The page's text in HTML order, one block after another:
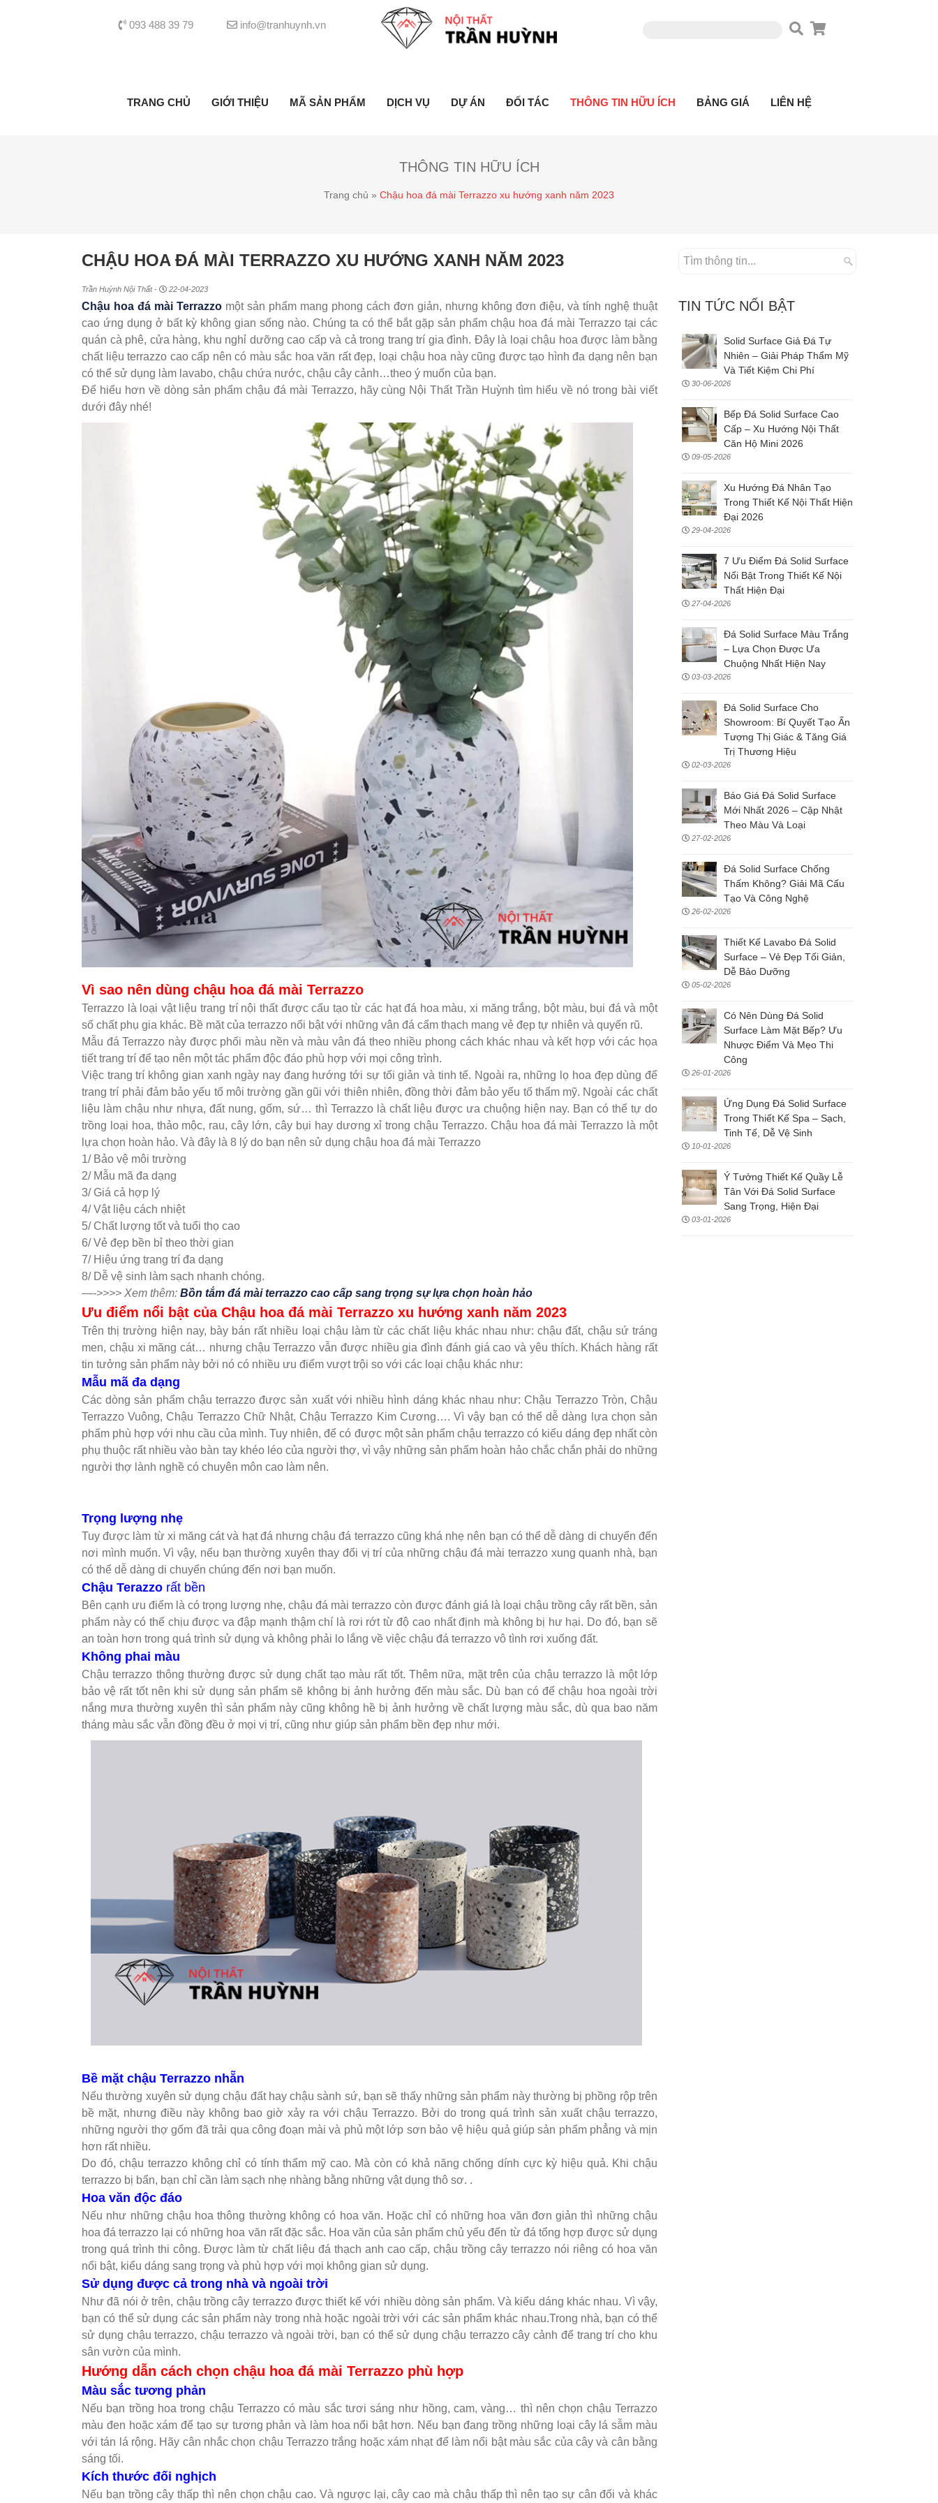
093 488 39 79 info@tranhuynh.vn
TRANG CHỦ GIỚI THIỆU MÃ SẢN PHẨM DỊCH VỤ DỰ ÁN ĐỐI TÁC THÔNG TIN HỮU ÍCH BẢNG GIÁ LIÊN HỆ
THÔNG TIN HỮU ÍCH
Trang chủ » Chậu hoa đá mài Terrazzo xu hướng xanh năm 2023
CHẬU HOA ĐÁ MÀI TERRAZZO XU HƯỚNG XANH NĂM 2023
Trần Huỳnh Nội Thất - 22-04-2023
Chậu hoa đá mài Terrazzo một sản phẩm mang phong cách đơn giản, nhưng không đơn điệu, và tính nghệ thuật
cao ứng dụng ở bất kỳ không gian sống nào. Chúng ta có thể bắt gặp sản phẩm chậu hoa đá mài Terrazzo tại các
quán cà phê, cửa hàng, khu nghỉ dưỡng cao cấp và cả trong trang trí gia đình. Đây là loại chậu hoa được làm bằng
chất liệu terrazzo cao cấp nên có màu sắc hoa văn rất đẹp, loại chậu hoa này cũng được tạo hình đa dạng nên bạn
có thể sử dụng làm lavabo, chậu chứa nước, chậu cây cảnh…theo ý muốn của bạn.
Để hiểu hơn về dòng sản phẩm chậu đá mài Terrazzo, hãy cùng Nội Thất Trần Huỳnh tìm hiểu về nó trong bài viết
dưới đây nhé!
Vì sao nên dùng chậu hoa đá mài Terrazzo
Terrazzo là loại vật liệu trang trí nội thất được cấu tạo từ các hạt đá hoa màu, xi măng trắng, bột màu, bụi đá và một
số chất phụ gia khác. Bề mặt của terrazzo nổi bật với những vân đá cẩm thạch mang vẻ đẹp tự nhiên và quyến rũ.
Mẫu đá Terrazzo này được phối màu nền và màu vân đá theo nhiều phong cách khác nhau và kết hợp với các họa
tiết trang trí để tạo nên một tác phẩm độc đáo phù hợp với mọi công trình.
Việc trang trí không gian xanh ngày nay đang hướng tới sự tối giản và tinh tế. Ngoài ra, những lọ hoa đẹp dùng để
trang trí phải đảm bảo yếu tố môi trường gần gũi với thiên nhiên, đồng thời đảm bảo yếu tố thẩm mỹ. Ngoài các chất
liệu làm chậu như nhựa, đất nung, gốm, sứ… thì Terrazzo là chất liệu được ưa chuộng hiện nay. Bạn có thể tự do
trồng loại hoa, thảo mộc, rau, cây lớn, cây bụi hay dương xỉ trong chậu Terrazzo. Chậu hoa đá mài Terrazzo là một
lựa chọn hoàn hảo. Và đây là 8 lý do bạn nên sử dụng chậu hoa đá mài Terrazzo
1/ Bảo vệ môi trường
2/ Mẫu mã đa dạng
3/ Giá cả hợp lý
4/ Vật liệu cách nhiệt
5/ Chất lượng tốt và tuổi thọ cao
6/ Vẻ đẹp bền bỉ theo thời gian
7/ Hiệu ứng trang trí đa dạng
8/ Dễ vệ sinh làm sạch nhanh chóng.
—->>>> Xem thêm: Bồn tắm đá mài terrazzo cao cấp sang trọng sự lựa chọn hoàn hảo
Ưu điểm nổi bật của Chậu hoa đá mài Terrazzo xu hướng xanh năm 2023
Trên thị trường hiện nay, bày bán rất nhiều loại chậu làm từ các chất liệu khác nhau như: chậu đất, chậu sứ tráng
men, chậu xi măng cát… nhưng chậu Terrazzo vẫn được nhiều gia đình đánh giá cao và yêu thích. Khách hàng rất
tin tưởng sản phẩm này bởi nó có nhiều ưu điểm vượt trội so với các loại chậu khác như:
Mẫu mã đa dạng
Các dòng sản phẩm chậu terrazzo được sản xuất với nhiều hình dáng khác nhau như: Chậu Terrazzo Tròn, Chậu
Terrazzo Vuông, Chậu Terrazzo Chữ Nhật, Chậu Terrazzo Kim Cương…. Vì vậy bạn có thể dễ dàng lựa chọn sản
phẩm phù hợp với nhu cầu của mình. Tuy nhiên, để có được một sản phẩm chậu terrazzo có kiểu dáng đẹp nhất còn
phụ thuộc rất nhiều vào bàn tay khéo léo của người thợ, vì vậy những sản phẩm hoàn hảo chắc chắn phải do những
người thợ lành nghề có chuyên môn cao làm nên.
Trọng lượng nhẹ
Tuy được làm từ xi măng cát và hạt đá nhưng chậu đá terrazzo cũng khá nhẹ nên bạn có thể dễ dàng di chuyển đến
nơi mình muốn. Vì vậy, nếu bạn thường xuyên thay đổi vị trí của những chậu đá mài terrazzo xung quanh nhà, bạn
có thể dễ dàng di chuyển chúng đến nơi bạn muốn.
Chậu Terazzo rất bền
Bên cạnh ưu điểm là có trọng lượng nhẹ, chậu đá mài terrazzo còn được đánh giá là loại chậu trồng cây rất bền, sản
phẩm này có thể chịu được va đập mạnh thậm chí là rơi rớt từ độ cao nhất định mà không bị hư hại. Do đó, bạn sẽ
an toàn hơn trong quá trình sử dụng và không phải lo lắng về việc chậu đá terrazzo vô tình rơi xuống đất.
Không phai màu
Chậu terrazzo thông thường được sử dụng chất tạo màu rất tốt. Thêm nữa, mặt trên của chậu terrazzo là một lớp
bảo vệ rất tốt nên khi sử dụng sản phẩm sẽ không bị ảnh hưởng đến màu sắc. Dù bạn có để chậu hoa ngoài trời
nắng mưa thường xuyên thì sản phẩm này cũng không hề bị ảnh hưởng về chất lượng màu sắc, dù qua bao năm
tháng màu sắc vẫn đồng đều ở mọi vị trí, cũng như giúp sản phẩm bền đẹp như mới.
Bề mặt chậu Terrazzo nhẵn
Nếu thường xuyên sử dụng chậu đất hay chậu sành sứ, bạn sẽ thấy những sản phẩm này thường bị phồng rộp trên
bề mặt, nhưng điều này không bao giờ xảy ra với chậu Terrazzo. Bởi do trong quá trình sản xuất chậu terrazzo,
những người thợ gốm đã trải qua công đoạn mài và phủ một lớp sơn bảo vệ hiệu quả giúp sản phẩm phẳng và mịn
hơn rất nhiều.
Do đó, chậu terrazzo không chỉ có tính thẩm mỹ cao. Mà còn có khả năng chống dính cực kỳ hiệu quả. Khi chậu
terrazzo bị bẩn, bạn chỉ cần làm sạch nhẹ nhàng bằng những vật dụng thô sơ. .
Hoa văn độc đáo
Nếu như những chậu hoa thông thường không có hoa văn. Hoặc chỉ có những hoa văn đơn giản thì những chậu
hoa đá terrazzo lại có những hoa văn rất đặc sắc. Hoa văn của sản phẩm chủ yếu đến từ đá tổng hợp được sử dụng
trong quá trình thi công. Được làm từ chất liệu đá thạch anh cao cấp, chậu trồng cây terrazzo nói riêng có hoa văn
nổi bật, kiểu dáng sang trọng và phù hợp với mọi không gian sử dụng.
Sử dụng được cả trong nhà và ngoài trời
Như đã nói ở trên, chậu trồng cây terrazzo được thiết kế với nhiều dòng sản phẩm. Và kiểu dáng khác nhau. Vì vậy,
bạn có thể sử dụng các sản phẩm này trong nhà hoặc ngoài trời với các sản phẩm khác nhau.Trong nhà, bạn có thể
sử dụng chậu terrazzo, chậu terrazzo và ngoài trời, bạn có thể sử dụng chậu terrazzo cây cảnh để trang trí cho khu
sân vườn của mình.
Hướng dẫn cách chọn chậu hoa đá mài Terrazzo phù hợp
Màu sắc tương phản
Nếu bạn trồng hoa trong chậu Terrazzo có màu sắc tươi sáng như hồng, cam, vàng… thì nên chọn chậu Terrazzo
màu đen hoặc xám để tạo sự tương phản và làm hoa nổi bật hơn. Nếu bạn đang trồng những loại cây lá sẫm màu
với tán lá rộng. Hãy cân nhắc chọn chậu Terrazzo trắng hoặc xám nhạt để làm nổi bật màu sắc của cây và cân bằng
sáng tối.
Kích thước đối nghịch
Nếu bạn trồng cây thấp thì nên chọn chậu cao. Và ngược lại, cây cao mà chậu thấp thì nên tạo sự cân đối và khác
TIN TỨC NỔI BẬT
Solid Surface Giả Đá Tự
Nhiên – Giải Pháp Thẩm Mỹ
Và Tiết Kiệm Chi Phí
30-06-2026
Bếp Đá Solid Surface Cao
Cấp – Xu Hướng Nội Thất
Căn Hộ Mini 2026
09-05-2026
Xu Hướng Đá Nhân Tạo
Trong Thiết Kế Nội Thất Hiện
Đại 2026
29-04-2026
7 Ưu Điểm Đá Solid Surface
Nổi Bật Trong Thiết Kế Nội
Thất Hiện Đại
27-04-2026
Đá Solid Surface Màu Trắng
– Lựa Chọn Được Ưa
Chuộng Nhất Hiện Nay
03-03-2026
Đá Solid Surface Cho
Showroom: Bí Quyết Tạo Ấn
Tượng Thị Giác & Tăng Giá
Trị Thương Hiệu
02-03-2026
Báo Giá Đá Solid Surface
Mới Nhất 2026 – Cập Nhật
Theo Màu Và Loại
27-02-2026
Đá Solid Surface Chống
Thấm Không? Giải Mã Cấu
Tạo Và Công Nghệ
26-02-2026
Thiết Kế Lavabo Đá Solid
Surface – Vẻ Đẹp Tối Giản,
Dễ Bảo Dưỡng
05-02-2026
Có Nên Dùng Đá Solid
Surface Làm Mặt Bếp? Ưu
Nhược Điểm Và Mẹo Thi
Công
26-01-2026
Ứng Dụng Đá Solid Surface
Trong Thiết Kế Spa – Sạch,
Tinh Tế, Dễ Vệ Sinh
10-01-2026
Ý Tưởng Thiết Kế Quầy Lễ
Tân Với Đá Solid Surface
Sang Trọng, Hiện Đại
03-01-2026